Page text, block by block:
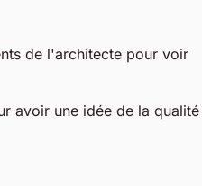
de l'architecte pour voir
avoir une idée de la qualité